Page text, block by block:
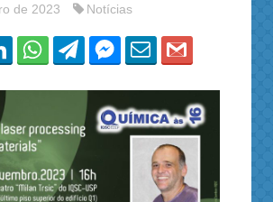
de 2023 Notícias